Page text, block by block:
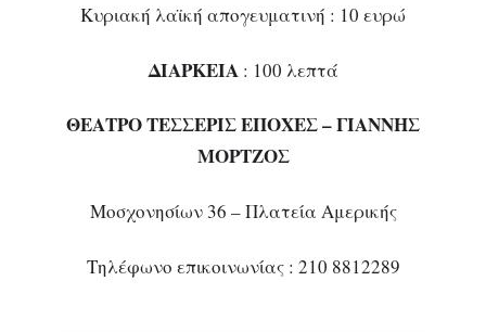
Κυριακή λαϊκή απογευματινή : 10 ευρώ
ΔΙΑΡΚΕΙΑ: 100 λεπτά
ΘΕΑΤΡΟ ΤΕΣΣΕΡΙΣ ΕΠΟΧΕΣ – ΓΙΑΝΝΗΣ
ΜΟΡΤΖΟΣ
Μοσχονησίων 36 – Πλατεία Αμερικής
Τηλέφωνο επικοινωνίας : 210 8812289